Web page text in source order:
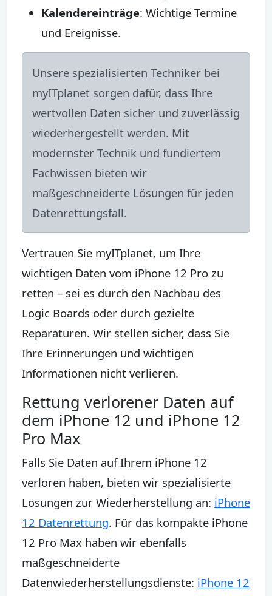
Kalendereinträge: Wichtige Termine
und Ereignisse.
Unsere spezialisierten Techniker bei
myITplanet sorgen dafür, dass Ihre
wertvollen Daten sicher und zuverlässig
wiederhergestellt werden. Mit
modernster Technik und fundiertem
Fachwissen bieten wir
maßgeschneiderte Lösungen für jeden
Datenrettungsfall.
Vertrauen Sie myITplanet, um Ihre
wichtigen Daten vom iPhone 12 Pro zu
retten – sei es durch den Nachbau des
Logic Boards oder durch gezielte
Reparaturen. Wir stellen sicher, dass Sie
Ihre Erinnerungen und wichtigen
Informationen nicht verlieren.
Rettung verlorener Daten auf
dem iPhone 12 und iPhone 12
Pro Max
Falls Sie Daten auf Ihrem iPhone 12
verloren haben, bieten wir spezialisierte
Lösungen zur Wiederherstellung an: iPhone
12 Datenrettung. Für das kompakte iPhone
12 Pro Max haben wir ebenfalls
maßgeschneiderte
Datenwiederherstellungsdienste: iPhone 12